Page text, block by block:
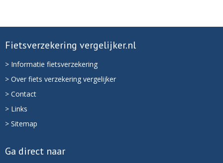
Fietsverzekering vergelijker.nl
> Informatie fietsverzekering
> Over fiets verzekering vergelijker
> Contact
> Links
> Sitemap
Ga direct naar